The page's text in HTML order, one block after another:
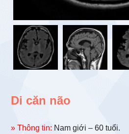
Di căn não
» Thông tin: Nam giới – 60 tuổi.